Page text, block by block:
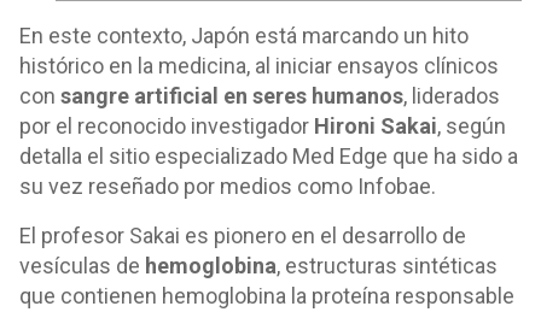
En este contexto, Japón está marcando un hito
histórico en la medicina, al iniciar ensayos clínicos
con sangre artificial en seres humanos, liderados
por el reconocido investigador Hironi Sakai, según
detalla el sitio especializado Med Edge que ha sido a
su vez reseñado por medios como Infobae.
El profesor Sakai es pionero en el desarrollo de
vesículas de hemoglobina, estructuras sintéticas
que contienen hemoglobina la proteína responsable